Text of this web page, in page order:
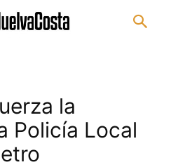
la
Policía Local